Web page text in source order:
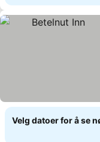
Velg datoer for å se